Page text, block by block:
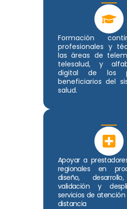
Formación
profesionales y
las áreas de
telesalud, y
digital de los
beneficiarios del
salud.
Apoyar a
regionales en
diseño,
validación y
servicios de
distancia